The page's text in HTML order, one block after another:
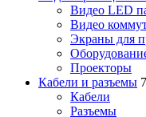
Видео LED
Видео
Экраны для
Проекторы
Кабели и разъемы
Кабели
Разъемы